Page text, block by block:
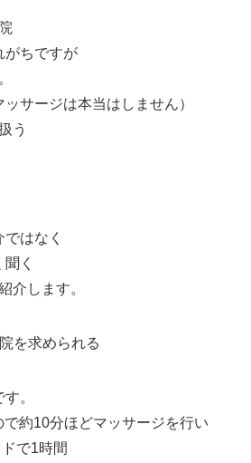
がちですが
サージは本当はしません）
う
はなく
く
介します。
を求められる
。
約10分ほどマッサージを行い
で1時間